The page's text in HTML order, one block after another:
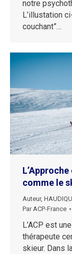
notre
L’illustation
couchant”…
comme le
Auteur,
ParACP-France
L’ACP est
thérapeute
skieur. Dans